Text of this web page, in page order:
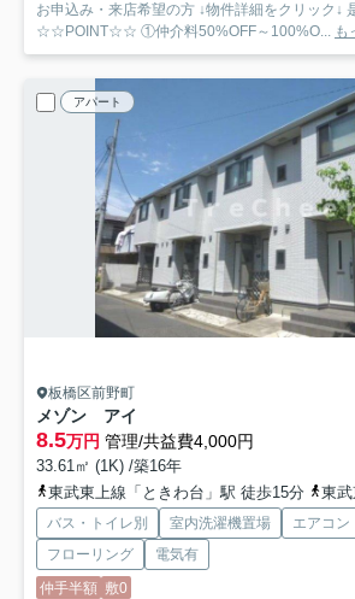
お申込み・来店希望の方 ↓物件詳細をクリック↓
☆☆POINT☆☆ ①仲介料50%OFF～100%O... も
アパート
板橋区前野町
メゾン アイ
8.5万円 管理/共益費4,000円
33.61㎡ (1K) /築16年
東武東上線「ときわ台」駅 徒歩15分
東武東
バス・トイレ別 室内洗濯機置場 エアコン
フローリング
電気有
仲手半額 敷0